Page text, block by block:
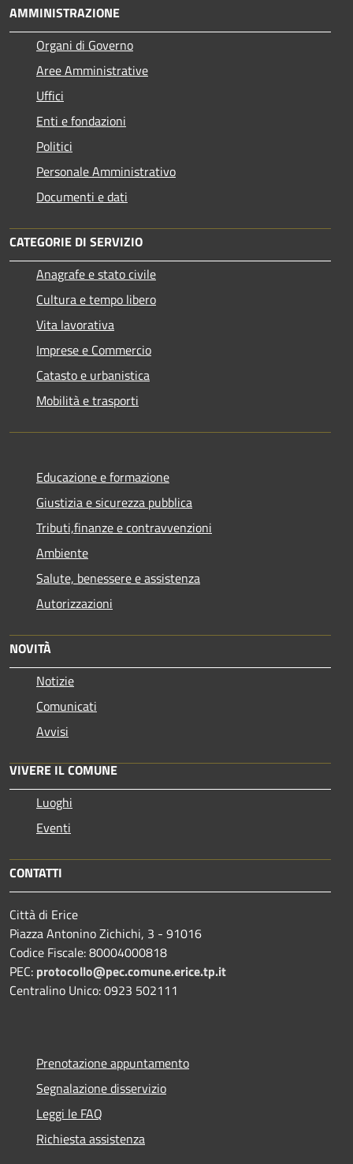
AMMINISTRAZIONE
Organi di Governo
Aree Amministrative
Uffici
Enti e fondazioni
Politici
Personale Amministrativo
Documenti e dati
CATEGORIE DI SERVIZIO
Anagrafe e stato civile
Cultura e tempo libero
Vita lavorativa
Imprese e Commercio
Catasto e urbanistica
Mobilità e trasporti
Educazione e formazione
Giustizia e sicurezza pubblica
Tributi,finanze e contravvenzioni
Ambiente
Salute, benessere e assistenza
Autorizzazioni
NOVITÀ
Notizie
Comunicati
Avvisi
VIVERE IL COMUNE
Luoghi
Eventi
CONTATTI
Città di Erice
Piazza Antonino Zichichi, 3 - 91016
Codice Fiscale: 80004000818
PEC: protocollo@pec.comune.erice.tp.it
Centralino Unico: 0923 502111
Prenotazione appuntamento
Segnalazione disservizio
Leggi le FAQ
Richiesta assistenza